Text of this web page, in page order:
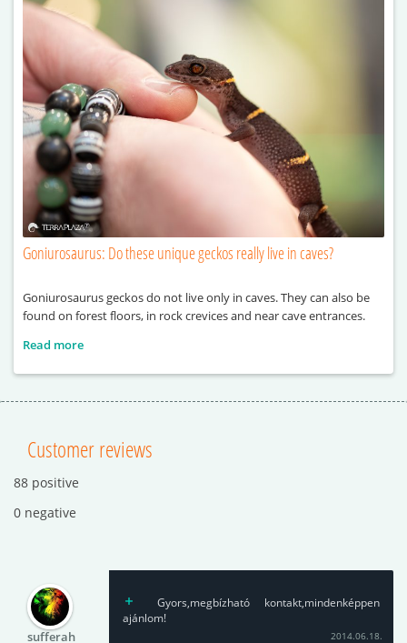
Goniurosaurus: Do these unique geckos really live in caves?
Goniurosaurus geckos do not live only in caves. They can also be
found on forest floors, in rock crevices and near cave entrances.
Read more
Customer reviews
88 positive
0 negative
sufferah
Gyors,megbízható kontakt,mindenképpen
ajánlom!
2014.06.18.